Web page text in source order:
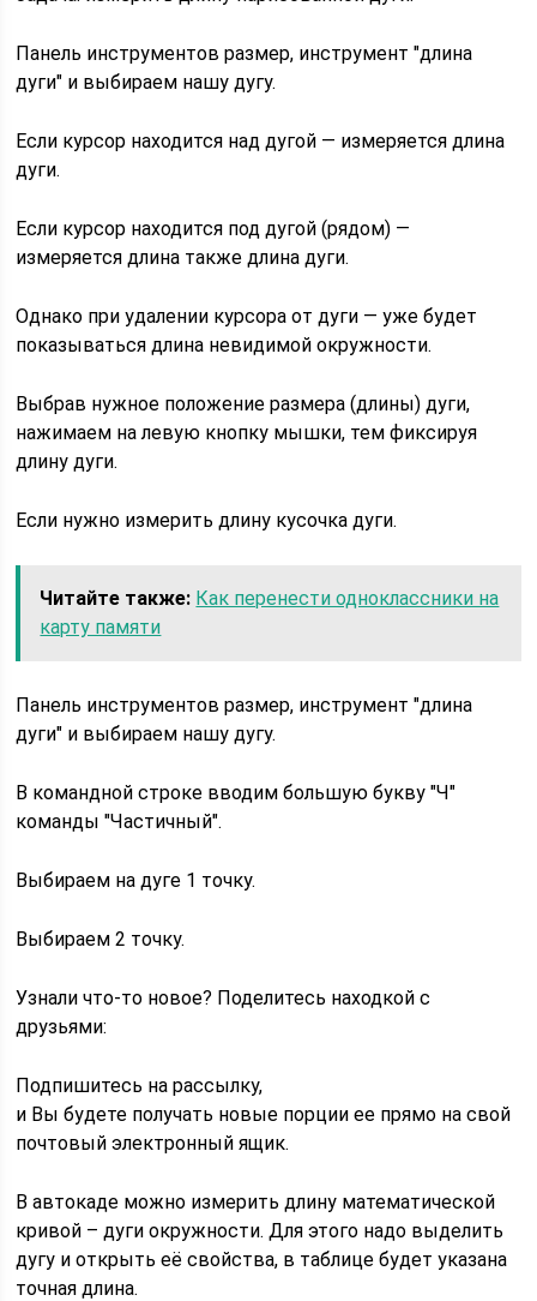
Панель инструментов размер, инструмент "длина
дуги" и выбираем нашу дугу.
Если курсор находится над дугой — измеряется длина
дуги.
Если курсор находится под дугой (рядом) —
измеряется длина также длина дуги.
Однако при удалении курсора от дуги — уже будет
показываться длина невидимой окружности.
Выбрав нужное положение размера (длины) дуги,
нажимаем на левую кнопку мышки, тем фиксируя
длину дуги.
Если нужно измерить длину кусочка дуги.
Читайте также: Как перенести одноклассники на
карту памяти
Панель инструментов размер, инструмент "длина
дуги" и выбираем нашу дугу.
В командной строке вводим большую букву "Ч"
команды "Частичный".
Выбираем на дуге 1 точку.
Выбираем 2 точку.
Узнали что-то новое? Поделитесь находкой с
друзьями:
Подпишитесь на рассылку,
и Вы будете получать новые порции ее прямо на свой
почтовый электронный ящик.
В автокаде можно измерить длину математической
кривой – дуги окружности. Для этого надо выделить
дугу и открыть её свойства, в таблице будет указана
точная длина.